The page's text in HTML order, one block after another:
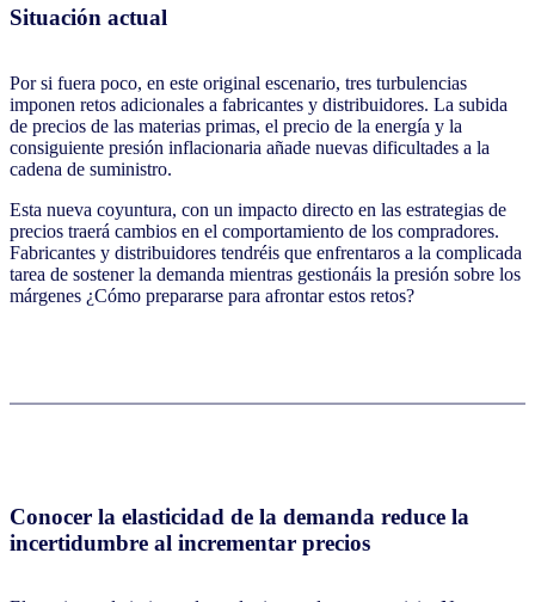
Situación actual
Por si fuera poco, en este original escenario, tres turbulencias
imponen retos adicionales a fabricantes y distribuidores. La subida
de precios de las materias primas, el precio de la energía y la
consiguiente presión inflacionaria añade nuevas dificultades a la
cadena de suministro.
Esta nueva coyuntura, con un impacto directo en las estrategias de
precios traerá cambios en el comportamiento de los compradores.
Fabricantes y distribuidores tendréis que enfrentaros a la complicada
tarea de sostener la demanda mientras gestionáis la presión sobre los
márgenes ¿Cómo prepararse para afrontar estos retos?
Conocer la elasticidad de la demanda reduce la
incertidumbre al incrementar precios